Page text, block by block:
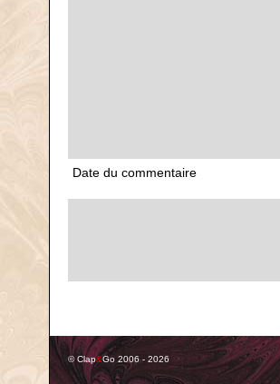
Date du commentaire
© Clap&Go 2006 - 2026